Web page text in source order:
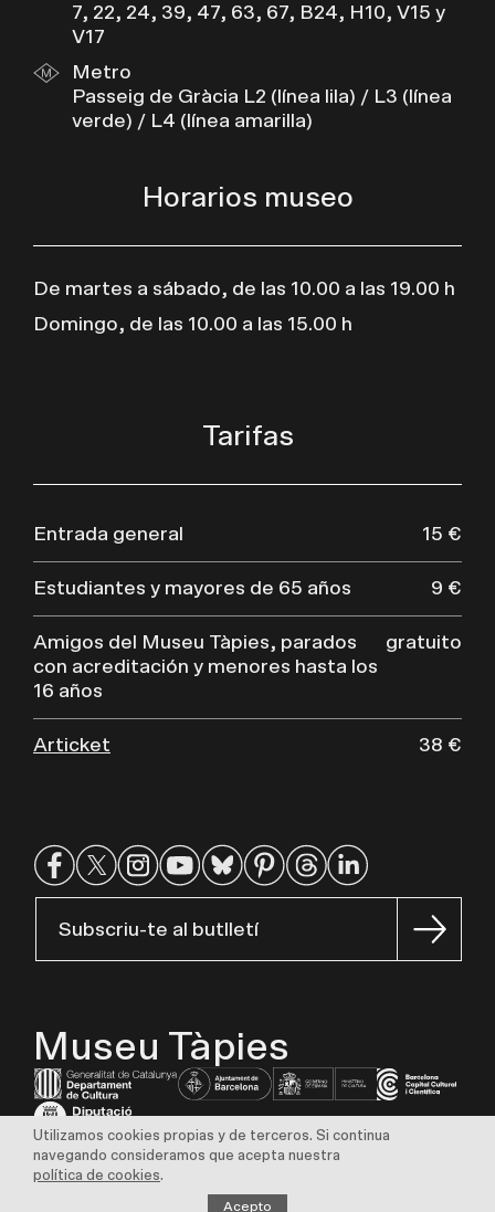
7, 22, 24, 39, 47, 63, 67, B24, H10, V15 y
V17
Metro
Passeig de Gràcia L2 (línea lila) / L3 (línea
verde) / L4 (línea amarilla)
Horarios museo
De martes a sábado, de las 10.00 a las 19.00 h
Domingo, de las 10.00 a las 15.00 h
Tarifas
Entrada general 15 €
Estudiantes y mayores de 65 años 9 €
Amigos del Museu Tàpies, parados
con acreditación y menores hasta los
16 años
gratuito
Articket 38 €
Subscriu-te al butlletí
Museu Tàpies
Aviso legal Política de privacidad
Transparencia
Perfil del contratante
Utilizamos cookies propias y de terceros. Si continua
navegando consideramos que acepta nuestra
política de cookies.
Acepto